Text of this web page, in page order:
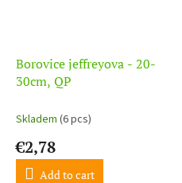
Borovice jeffreyova - 20-
30cm, QP
Skladem (6 pcs)
€2,78
Add to cart